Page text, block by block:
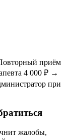
приём
4 000 ₽ →
при
жалобы,